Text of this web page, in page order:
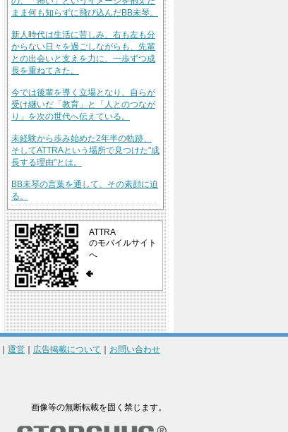
まま何も知らずに飛び込んだBB未琴。
新人時代は生活に苦しみ、右も左も分
からない日々を過ごしながらも、先輩
との出会いと支えを力に、一歩ずつ成
長を重ねてきた。
今では後輩を導く立場となり、自らが
受け継いだ「教育」と「人とのつなが
り」を次の世代へ伝えている。
未経験から歩み始めた2年半の軌跡、
そしてATTRAという場所で見つけた"成
長する理由"とは。
BB未琴の言葉を通して、その素顔に迫
る。
ATTRA
のモバイルサイト
へ
運営 広告掲載について お問い合わせ
画像等の無断転載を固く禁じます。